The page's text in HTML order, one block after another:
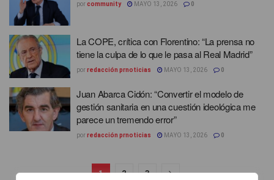
porcommunity MAYO 13, 2026 0
La COPE, crítica con Florentino: “La prensa no
tiene la culpa de lo que le pasa al Real Madrid”
porredacción prnoticias MAYO 13, 2026 0
Juan Abarca Cidón: “Convertir el modelo de
gestión sanitaria en una cuestión ideológica me
parece un tremendo error”
porredacción prnoticias MAYO 13, 2026 0
1 2 3